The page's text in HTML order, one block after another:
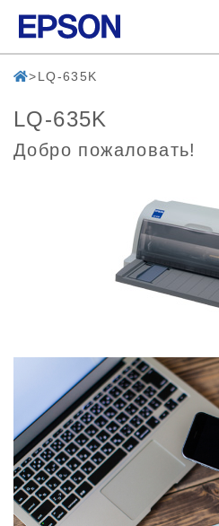
LQ-635K
LQ-635K
Добро пожаловать!